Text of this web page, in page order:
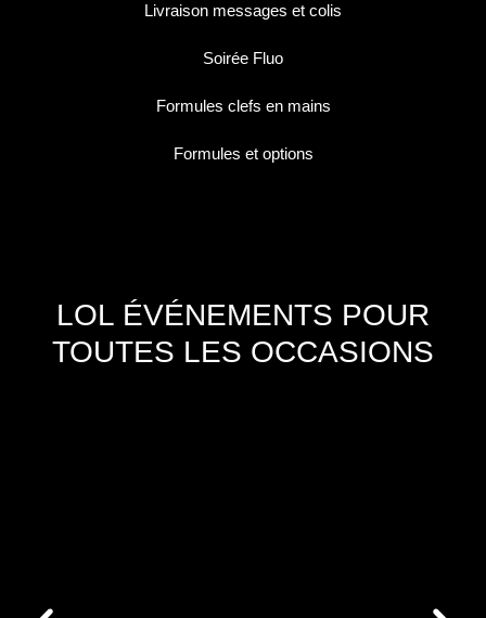
Livraison messages et colis
Soirée Fluo
Formules clefs en mains
Formules et options
LOL ÉVÉNEMENTS POUR
TOUTES LES OCCASIONS